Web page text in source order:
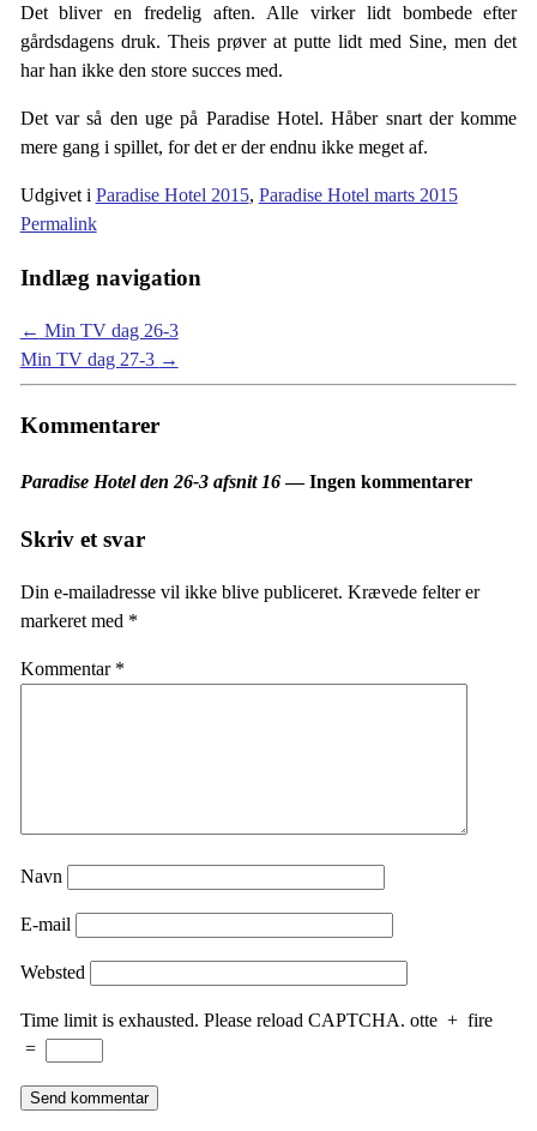
Det bliver en fredelig aften. Alle virker lidt bombede efter
gårdsdagens druk. Theis prøver at putte lidt med Sine, men det
har han ikke den store succes med.
Det var så den uge på Paradise Hotel. Håber snart der komme
mere gang i spillet, for det er der endnu ikke meget af.
Udgivet i Paradise Hotel 2015, Paradise Hotel marts 2015
Permalink
Indlæg navigation
← Min TV dag 26-3
Min TV dag 27-3 →
Kommentarer
Paradise Hotel den 26-3 afsnit 16— Ingen kommentarer
Skriv et svar
Din e-mailadresse vil ikke blive publiceret. Krævede felter er
markeret med *
Kommentar *
Navn
E-mail
Websted
Time limit is exhausted. Please reload CAPTCHA. otte + fire
=